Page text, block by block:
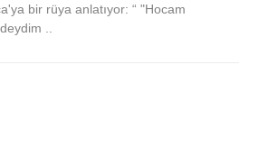
bir rüya anlatıyor: “ "Hocam
..